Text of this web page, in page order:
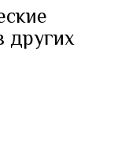
других